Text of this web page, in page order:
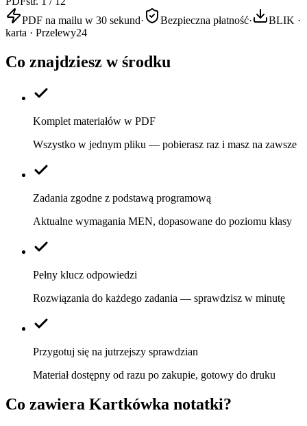
PDF na mailu w 30 sekund· Bezpieczna płatność·
BLIK ·
karta · Przelewy24
Co znajdziesz w środku
Komplet materiałów w PDF
Wszystko w jednym pliku — pobierasz raz i masz na zawsze
Zadania zgodne z podstawą programową
Aktualne wymagania MEN, dopasowane do poziomu klasy
Pełny klucz odpowiedzi
Rozwiązania do każdego zadania — sprawdzisz w minutę
Przygotuj się na jutrzejszy sprawdzian
Materiał dostępny od razu po zakupie, gotowy do druku
Co zawiera Kartkówka notatki?